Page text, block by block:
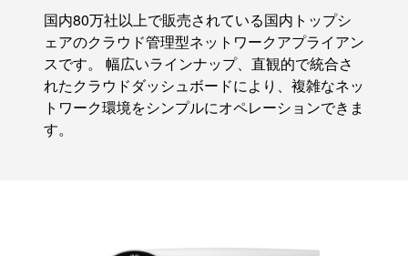
国内80万社以上で販売されている国内トップシ
ェアのクラウド管理型ネットワークアプライアン
スです。 幅広いラインナップ、直観的で統合さ
れたクラウドダッシュボードにより、複雑なネッ
トワーク環境をシンプルにオペレーションできま
す。